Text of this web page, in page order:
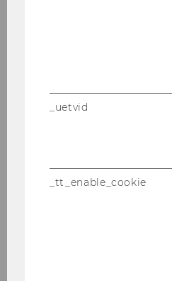
Angeboten/Chatbot für
Workshop:
Workshop Resilienz: die
praxisWorkshop: AI/
praxisWorkshop (2
_uetvid
_tt_enable_cookie